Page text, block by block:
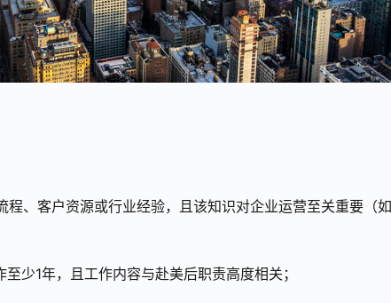
、客户资源或行业经验，且该知识对企业运营至关重要（
少1年，且工作内容与赴美后职责高度相关；